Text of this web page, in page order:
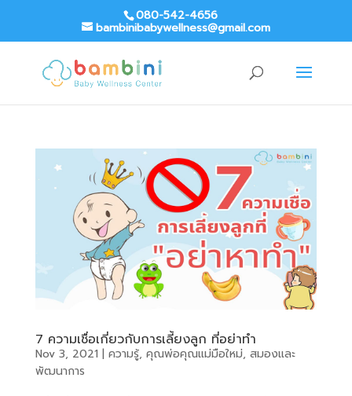
080-542-4656
bambinibabywellness@gmail.com
7 ความเชื่อเกี่ยวกับการเลี้ยงลูก ที่อย่าทำ
Nov 3, 2021 | ความรู้, คุณพ่อคุณแม่มือใหม่, สมองและ
พัฒนาการ